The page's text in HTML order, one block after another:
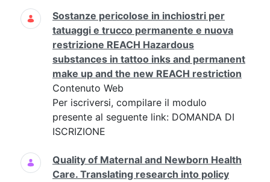
Sostanze pericolose in inchiostri per
tatuaggi e trucco permanente e nuova
restrizione REACH Hazardous
substances in tattoo inks and permanent
make up and the new REACH restriction
Contenuto Web
Per iscriversi, compilare il modulo
presente al seguente link: DOMANDA DI
ISCRIZIONE
Quality of Maternal and Newborn Health
Care. Translating research into policy